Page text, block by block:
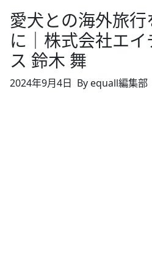
愛犬との海外旅
に｜株式会社エ
ス 鈴木 舞
2024年9月4日 By equall編集部